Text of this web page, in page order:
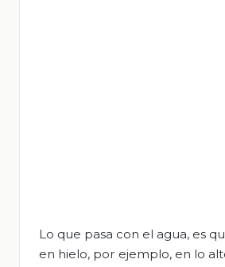
Lo que pasa con el agua, es
en hielo, por ejemplo, en lo